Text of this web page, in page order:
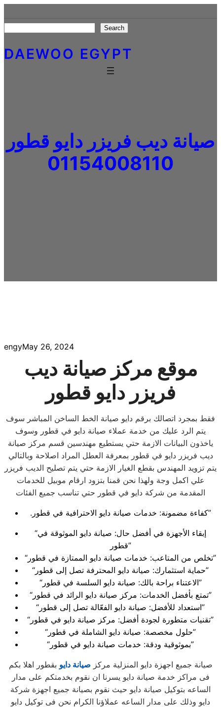
to
content
Search
DAEWOO EGYPT
صيانة ديب فريزر دايو قطور
01154008110
engyMay 26, 2024
موقع مركز صيانة ديب
فريزر دايو قطور
فقط بمجرد اتصالك برقم دايو صيانة الخط الساخن المباشر سوف
يتم الرد عليك من خدمة عملاء صيانة دايو في قطور وسوف
ياخذون البيانات الازمة حتي يستطيع مهندسين قسم مركز صيانة
ديب فريزر دايو في قطور بمعرفة العطل المراد اصلاحة وبالتالي
يتم تزويد المهندس بقطع الغيار الازمة حتي يتم تصليح الديب فريزر
علي اكمل وجة ولهذا نحن قمنا بتزود ارقام موبيل للخدمات
المقدمة من شركة دايو في قطور حتي تناسب جميع الفئات
.كفاءة مضمونة: خدمات صيانة دايو الاحترافية في قطور”
“إبقاء الأجهزة في أفضل حال: صيانة دايو الموثوقة في
قطور”
“تخلص من المتاعب: خدمات صيانة دايو الممتازة في قطور”
“حماية استثمارك: صيانة دايو المحترفة تصل إلى قطور”
“الاعتناء براحة بالك: صيانة دايو السلسة في قطور”
“تمتع بأفضل الخدمات: مركز صيانة دايو الرائد في قطور”
“استعداد للأفضل: صيانة دايو الفعّالة تصل إلى قطور”
“تقنيات متطورة لجودة أفضل: مركز صيانة دايو في قطور”
“حلول مخصصة: صيانة دايو الشاملة في قطور”
“بموثوقية ودقة: خدمات صيانة دايو في قطور”
صيانة جميع اجهزة دايو المنزلية مركز صيانة دايو بقطور اهلا بكم
فى مراكز خدمة صيانة دايو يسرنا ان نقوم بخدمتكم على مدار
الساعه بتوكيل صيانة دايو حيث نقوم بصيانة جميع اجهزة شركة
دايو وذلك على مدار الساعه عملاؤنا الكرام نحن فى توكيل دايو